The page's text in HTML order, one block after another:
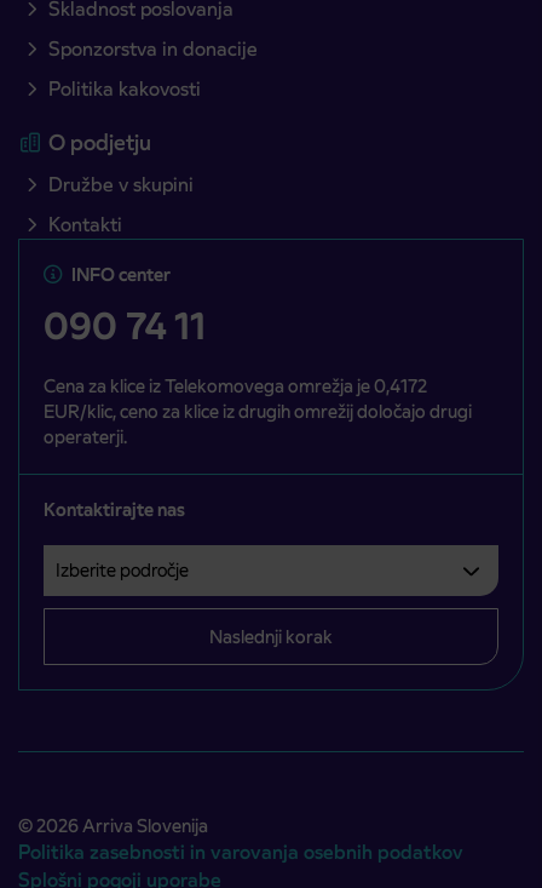
Skladnost poslovanja
Sponzorstva in donacije
Politika kakovosti
O podjetju
Družbe v skupini
Kontakti
INFO center
090 74 11
Cena za klice iz Telekomovega omrežja je 0,4172
EUR/klic, ceno za klice iz drugih omrežij določajo drugi
operaterji.
Kontaktirajte nas
Izberite področje
Področje je obvezno izbrati.
Naslednji korak
© 2026 Arriva Slovenija
Politika zasebnosti in varovanja osebnih podatkov
Splošni pogoji uporabe